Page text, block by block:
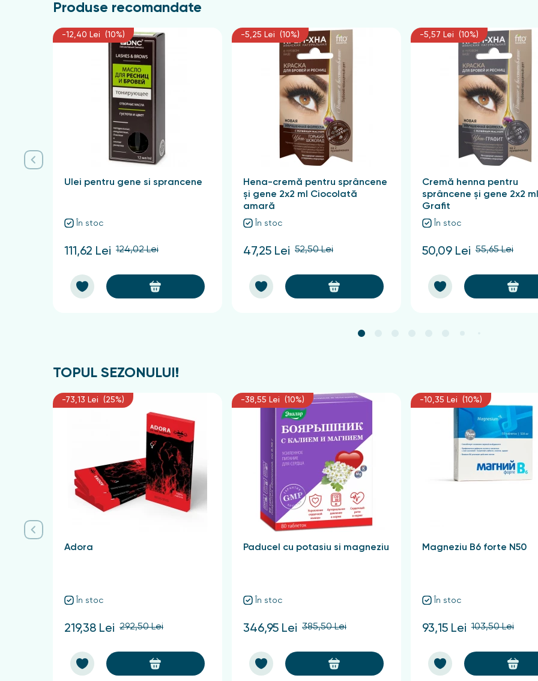
Produse recomandate
-12,40 Lei (10%)
Ulei pentru gene si sprancene
În stoc
111,62 Lei 124,02 Lei
-5,25 Lei (10%)
Hena-cremă pentru sprâncene
și gene 2x2 ml Ciocolată
amară
În stoc
47,25 Lei 52,50 Lei
-5,57 Lei (10%)
Cremă henna pentru
sprâncene și gene 2x2 ml
Grafit
În stoc
50,09 Lei 55,65 Lei
TOPUL SEZONULUI!
-73,13 Lei (25%)
Adora
În stoc
219,38 Lei 292,50 Lei
-38,55 Lei (10%)
Paducel cu potasiu si magneziu
În stoc
346,95 Lei 385,50 Lei
-10,35 Lei (10%)
Magneziu B6 forte N50
În stoc
93,15 Lei 103,50 Lei